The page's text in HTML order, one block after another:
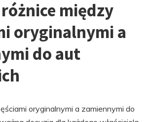
między
oryginalnymi a
do aut
oryginalnymi a zamiennymi do